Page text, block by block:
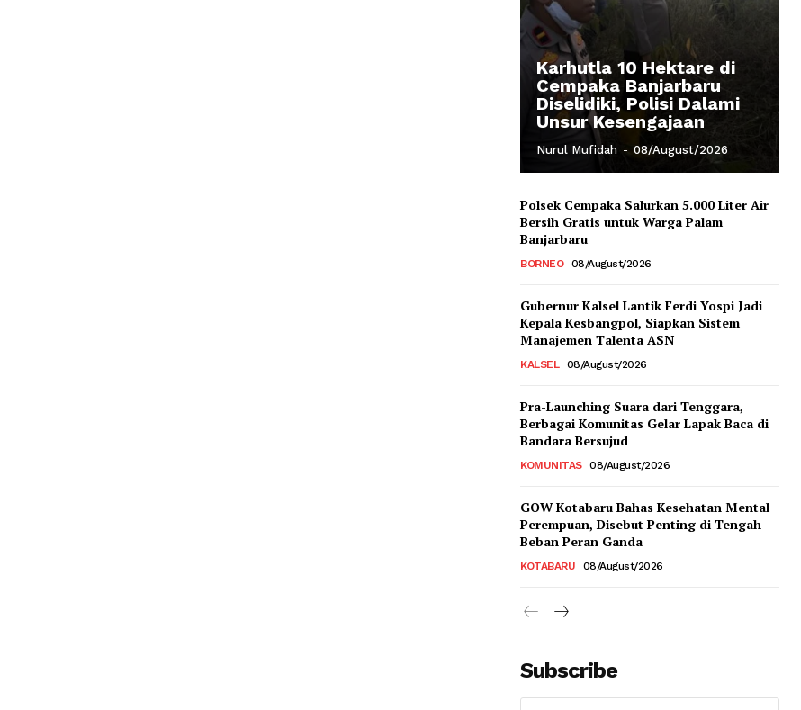
Karhutla 10 Hektare di
Cempaka Banjarbaru
Diselidiki, Polisi Dalami
Unsur Kesengajaan
Nurul Mufidah - 08/August/2026
Polsek Cempaka Salurkan 5.000 Liter Air
Bersih Gratis untuk Warga Palam
Banjarbaru
BORNEO 08/August/2026
Gubernur Kalsel Lantik Ferdi Yospi Jadi
Kepala Kesbangpol, Siapkan Sistem
Manajemen Talenta ASN
KALSEL 08/August/2026
Pra-Launching Suara dari Tenggara,
Berbagai Komunitas Gelar Lapak Baca di
Bandara Bersujud
KOMUNITAS 08/August/2026
GOW Kotabaru Bahas Kesehatan Mental
Perempuan, Disebut Penting di Tengah
Beban Peran Ganda
KOTABARU 08/August/2026
Subscribe